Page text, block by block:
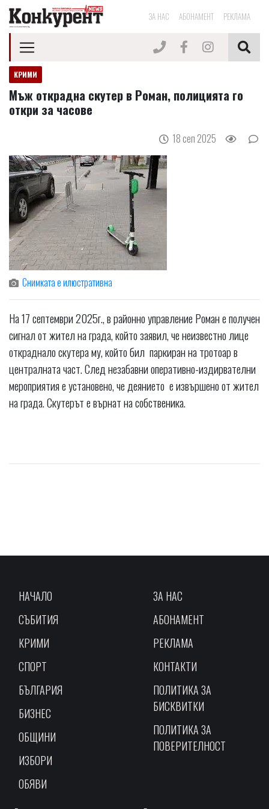
ЗА НАС АБОНАМЕНТ РЕКЛАМА
КРИМИ
Мъж открадна скутер в Роман, полицията го
откри за часове
18 сеп 2025
Снимката е илюстративна
На 17 септември 2025г., в районно управление Роман е получен
сигнал от жител на града, който заявил, че неизвестно лице
откраднало скутера му, който бил паркиран на тротоар в
централната част. След незабавни оперативно-издирвателни
мероприятия е установено, че деянието е извършено от жител
на града. Скутерът е върнат на собственика.
НАЧАЛО
СЪБИТИЯ
КРИМИ
СПОРТ
БЪЛГАРИЯ
БИЗНЕС
ОБЩИНИ
ИЗБОРИ
ОБЯВИ
ЗА НАС
АБОНАМЕНТ
РЕКЛАМА
КОНТАКТИ
ПОЛИТИКА ЗА
БИСКВИТКИ
ПОЛИТИКА ЗА
ПОВЕРИТЕЛНОСТ